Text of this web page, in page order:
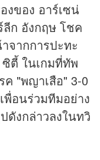
งของ อาร์เซน่
ก อังกฤษ โชค
จากการปะทะ
ตี้ ในเกมที่ทัพ
ค "พญาเสือ" 3-0
พื่อนร่วมทีมอย่าง
ดังกล่าวลงในทวิ